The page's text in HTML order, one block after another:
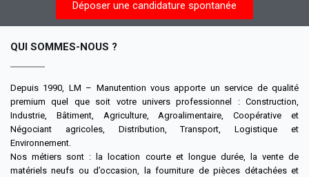
Déposer une candidature spontanée
QUI SOMMES-NOUS ?
Depuis 1990, LM – Manutention vous apporte un service de qualité
premium quel que soit votre univers professionnel : Construction,
Industrie, Bâtiment, Agriculture, Agroalimentaire, Coopérative et
Négociant agricoles, Distribution, Transport, Logistique et
Environnement.
Nos métiers sont : la location courte et longue durée, la vente de
matériels neufs ou d’occasion, la fourniture de pièces détachées et